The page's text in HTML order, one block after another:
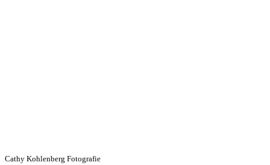
Cathy Kohlenberg Fotografie